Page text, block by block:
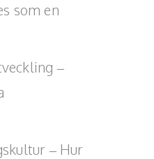
som en
–
– Hur